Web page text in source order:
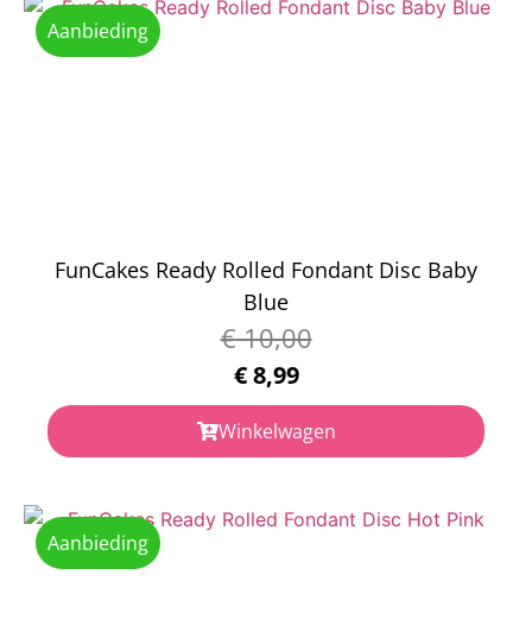
Aanbieding
FunCakes Ready Rolled Fondant Disc Baby
Blue
€10,00
€8,99
Winkelwagen
Aanbieding